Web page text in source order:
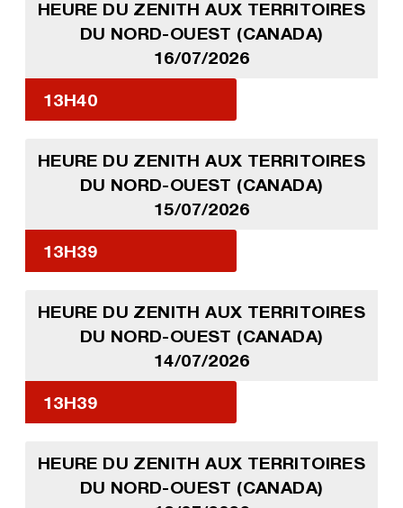
HEURE DU ZENITH AUX TERRITOIRES
DU NORD-OUEST (CANADA)
16/07/2026
13H40
HEURE DU ZENITH AUX TERRITOIRES
DU NORD-OUEST (CANADA)
15/07/2026
13H39
HEURE DU ZENITH AUX TERRITOIRES
DU NORD-OUEST (CANADA)
14/07/2026
13H39
HEURE DU ZENITH AUX TERRITOIRES
DU NORD-OUEST (CANADA)